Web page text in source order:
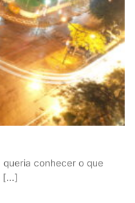
queria conhecer o que
[...]